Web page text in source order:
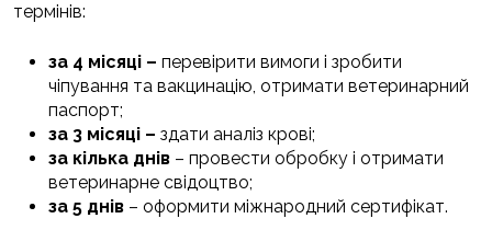
термінів:
за 4 місяці – перевірити вимоги і зробити
чіпування та вакцинацію, отримати ветеринарний
паспорт;
за 3 місяці – здати аналіз крові;
за кілька днів – провести обробку і отримати
ветеринарне свідоцтво;
за 5 днів – оформити міжнародний сертифікат.